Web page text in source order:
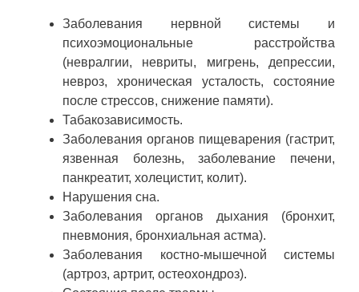
Заболевания нервной системы и
психоэмоциональные расстройства
(невралгии, невриты, мигрень, депрессии,
невроз, хроническая усталость, состояние
после стрессов, снижение памяти).
Табакозависимость.
Заболевания органов пищеварения (гастрит,
язвенная болезнь, заболевание печени,
панкреатит, холецистит, колит).
Нарушения сна.
Заболевания органов дыхания (бронхит,
пневмония, бронхиальная астма).
Заболевания костно-мышечной системы
(артроз, артрит, остеохондроз).